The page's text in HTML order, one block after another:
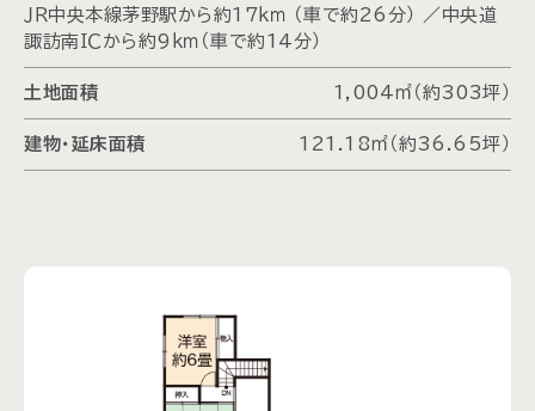
ＪＲ中央本線茅野駅から約17ｋｍ （車で約26分） ／中央道
諏訪南ＩＣから約9ｋｍ（車で約14分）
土地面積 1,004㎡（約303坪）
建物・延床面積 121.18㎡（約36.65坪）